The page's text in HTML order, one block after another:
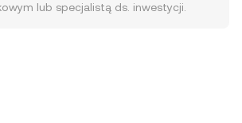
lub specjalistą ds. inwestycji.